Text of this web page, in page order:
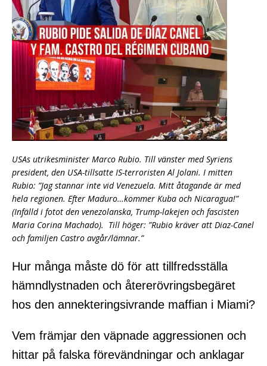
USAs utrikesminister Marco Rubio. Till vänster med Syriens
president, den USA-tillsatte IS-terroristen Al Jolani. I mitten
Rubio: ”Jag stannar inte vid Venezuela. Mitt åtagande är med
hela regionen. Efter Maduro…kommer Kuba och Nicaragua!”
(Infälld i fotot den venezolanska, Trump-lakejen och fascisten
Maria Corina Machado). Till höger: ”Rubio kräver att Diaz-Canel
och familjen Castro avgår/lämnar.”
Hur många måste dö för att tillfredsställa
hämndlystnaden och återerövringsbegäret
hos den annekteringsivrande maffian i Miami?
Vem främjar den väpnade aggressionen och
hittar på falska förevändningar och anklagar